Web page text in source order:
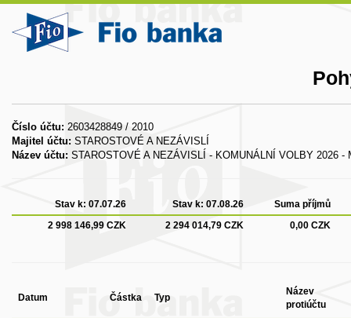
Číslo účtu: 2603428849 / 2010
Majitel účtu: STAROSTOVÉ A NEZÁVISLÍ
Název účtu: STAROSTOVÉ A NEZÁVISLÍ - KOMUNÁLNÍ VOLBY 2026 -
Stav k: 07.07.26 Stav k: 07.08.26
Suma příjmů
2 998 146,99 CZK
2 294 014,79 CZK 0,00 CZK
Datum Částka Typ
Název
protiúčtu